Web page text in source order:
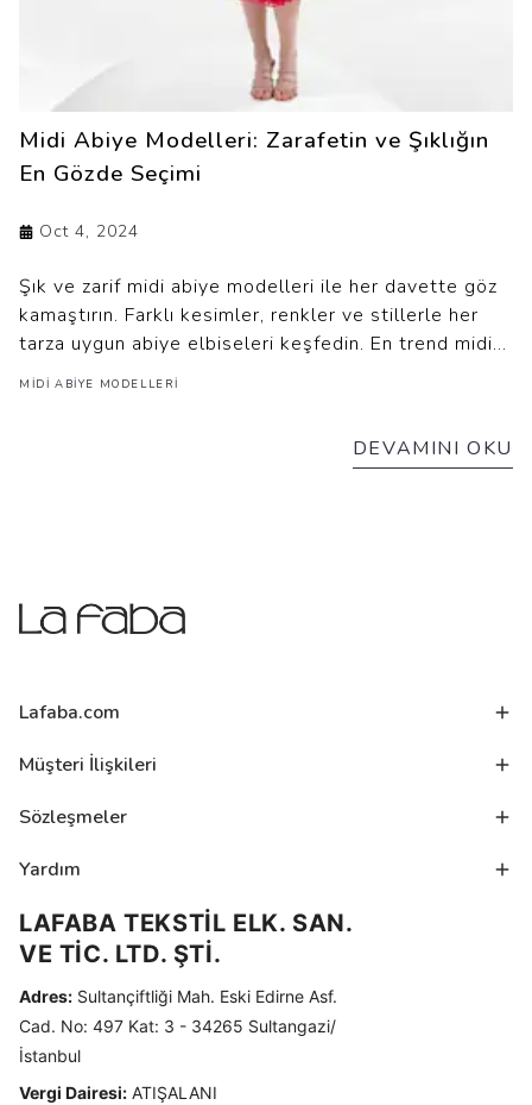
Midi Abiye Modelleri: Zarafetin ve Şıklığın
En Gözde Seçimi
Oct 4, 2024
Şık ve zarif midi abiye modelleri ile her davette göz
kamaştırın. Farklı kesimler, renkler ve stillerle her
tarza uygun abiye elbiseleri keşfedin. En trend midi
abiye seçenekleri burada!
MIDI ABIYE MODELLERI
DEVAMINI OKU
Lafaba.com
Müşteri İlişkileri
Sözleşmeler
Yardım
LAFABA TEKSTİL ELK. SAN.
VE TİC. LTD. ŞTİ.
Adres: Sultançiftliği Mah. Eski Edirne Asf.
Cad. No: 497 Kat: 3 - 34265 Sultangazi/
İstanbul
Vergi Dairesi: ATIŞALANI